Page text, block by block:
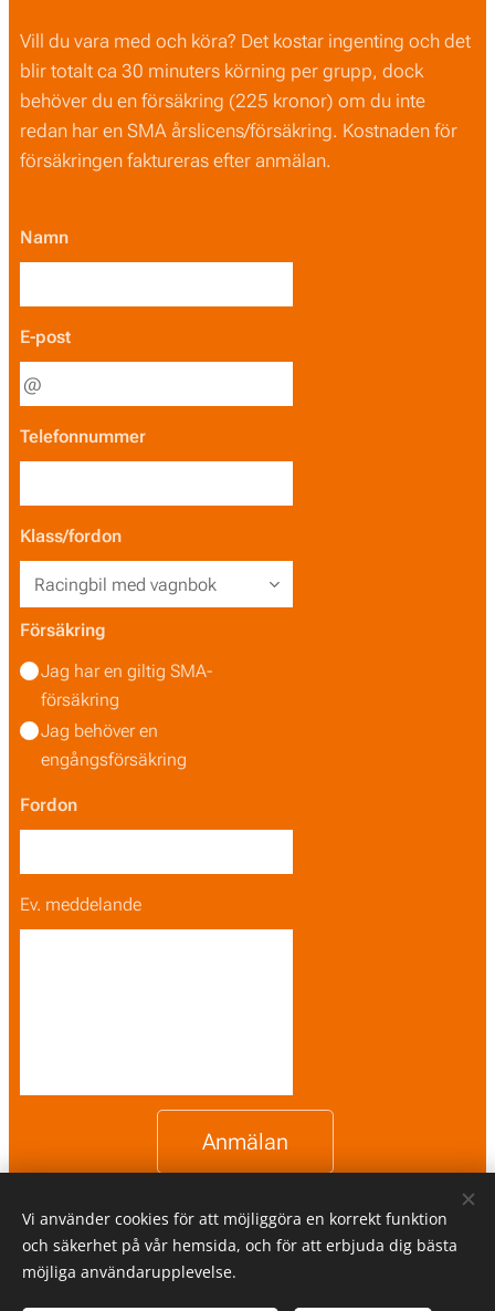
Vill du vara med och köra? Det kostar ingenting och det
blir totalt ca 30 minuters körning per grupp, dock
behöver du en försäkring (225 kronor) om du inte
redan har en SMA årslicens/försäkring. Kostnaden för
försäkringen faktureras efter anmälan.
Namn
E-post
Telefonnummer
Klass/fordon
Försäkring
Jag har en giltig SMA-
försäkring
Jag behöver en
engångsförsäkring
Fordon
Ev. meddelande
Anmälan
Norrlands Motorpark AB med Mittsverigebanan -
Vi använder cookies för att möjliggöra en korrekt funktion
och säkerhet på vår hemsida, och för att erbjuda dig bästa
möjliga användarupplevelse.